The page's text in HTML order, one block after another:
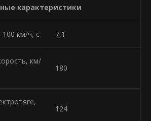
характеристики
км/ч, с 7,1
км/
180
124